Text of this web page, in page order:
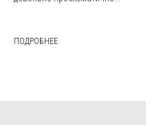
ПОДРОБНЕЕ